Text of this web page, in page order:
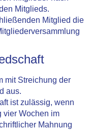
Mitglieds.
Mitglied die
mit Streichung der
aus.
ist zulässig, wenn
vier Wochen im
Mahnung